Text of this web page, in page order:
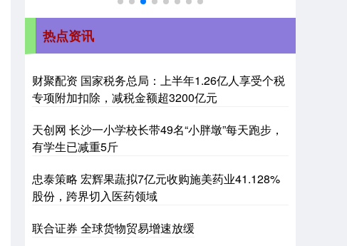
热点资讯
财聚配资 国家税务总局：上半年1.26亿人享受个税
专项附加扣除，减税金额超3200亿元
天创网 长沙一小学校长带49名“小胖墩”每天跑步，
有学生已减重5斤
忠泰策略 宏辉果蔬拟7亿元收购施美药业41.128%
股份，跨界切入医药领域
联合证券 全球货物贸易增速放缓